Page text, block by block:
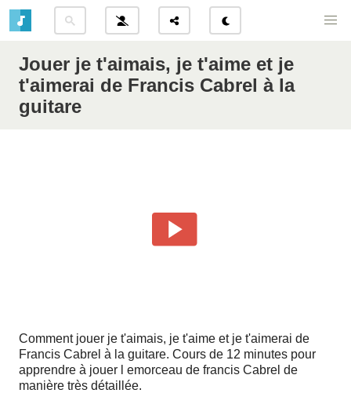
Jouer je t'aimais, je t'aime et je
t'aimerai de Francis Cabrel à la
guitare
Comment jouer je t'aimais, je t'aime et je t'aimerai de
Francis Cabrel à la guitare. Cours de 12 minutes pour
apprendre à jouer l emorceau de francis Cabrel de
manière très détaillée.